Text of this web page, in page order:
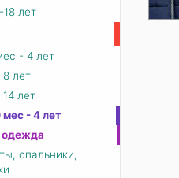
лет
- 4 лет
лет
лет
- 4 лет
одежда
спальники,